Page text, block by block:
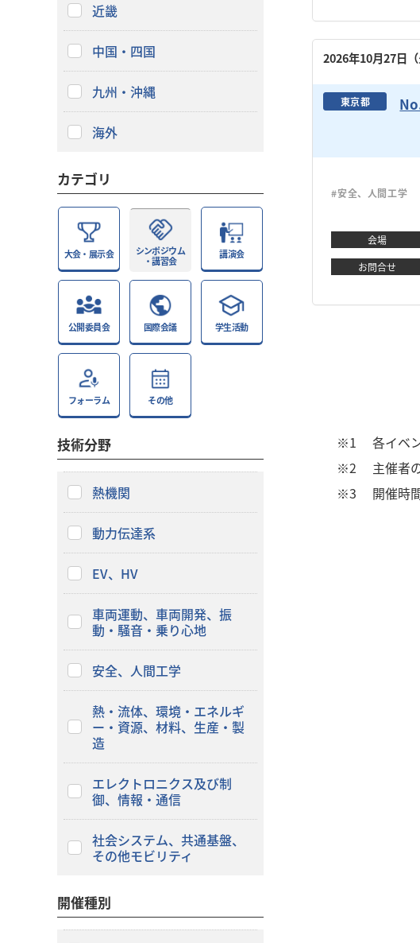
2026年10月27日（
東京都
#安全、人間工学
会場
お問合せ
※1
各イベ
※2
主催者
※3
開催時
近畿
中国・四国
九州・沖縄
海外
カテゴリ
大会・展示会
シンポジウム
・講習会
講演会
公開委員会 国際会議 学生活動
フォーラム その他
技術分野
熱機関
動力伝達系
EV、HV
車両運動、車両開発、振
動・騒音・乗り心地
安全、人間工学
熱・流体、環境・エネルギ
ー・資源、材料、生産・製
造
エレクトロニクス及び制
御、情報・通信
社会システム、共通基盤、
その他モビリティ
開催種別